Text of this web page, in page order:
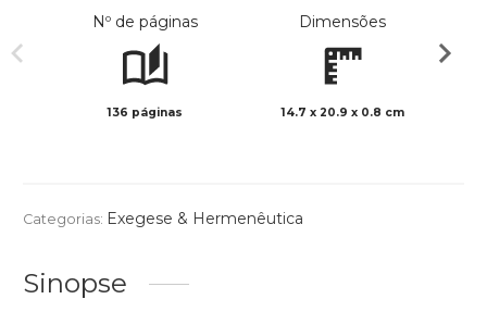
Nº de páginas
136 páginas
Dimensões
14.7 x 20.9 x 0.8 cm
Categorias: Exegese & Hermenêutica
Sinopse